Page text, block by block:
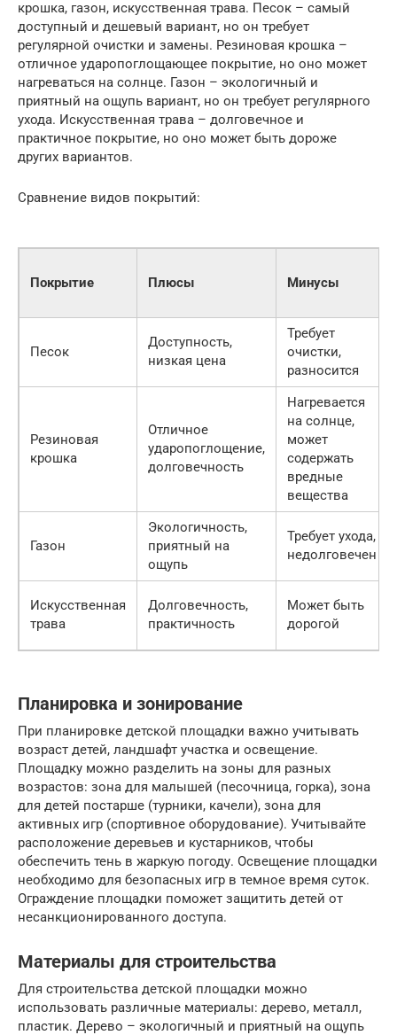
крошка, газон, искусственная трава. Песок – самый
доступный и дешевый вариант, но он требует
регулярной очистки и замены. Резиновая крошка –
отличное ударопоглощающее покрытие, но оно может
нагреваться на солнце. Газон – экологичный и
приятный на ощупь вариант, но он требует регулярного
ухода. Искусственная трава – долговечное и
практичное покрытие, но оно может быть дороже
других вариантов.
Сравнение видов покрытий:
Покрытие Плюсы Минусы
Песок
Доступность,
низкая цена
Требует
очистки,
разносится
Резиновая
крошка
Отличное
ударопоглощение,
долговечность
Нагревается
на солнце,
может
содержать
вредные
вещества
Газон
Экологичность,
приятный на
ощупь
Требует ухода,
недолговечен
Искусственная
трава
Долговечность,
практичность
Может быть
дорогой
Планировка и зонирование
При планировке детской площадки важно учитывать
возраст детей, ландшафт участка и освещение.
Площадку можно разделить на зоны для разных
возрастов: зона для малышей (песочница, горка), зона
для детей постарше (турники, качели), зона для
активных игр (спортивное оборудование). Учитывайте
расположение деревьев и кустарников, чтобы
обеспечить тень в жаркую погоду. Освещение площадки
необходимо для безопасных игр в темное время суток.
Ограждение площадки поможет защитить детей от
несанкционированного доступа.
Материалы для строительства
Для строительства детской площадки можно
использовать различные материалы: дерево, металл,
пластик. Дерево – экологичный и приятный на ощупь